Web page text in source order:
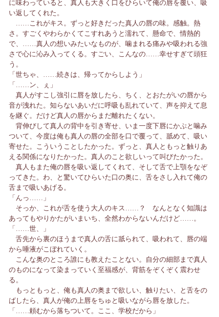
に味わっていると、真人も大きく口をひらいて俺の唇を覆い、吸
い返してくれた。
……これがキス。ずっと好きだった真人の唇の味。感触。熱
さ。すごくやわらかくてこすれあうと濡れて、懸命で、情熱的
で、……真人の想いみたいなものが、噛まれる痛みや吸われる強
さで心に沁み入ってくる。すごい、こんなの……幸せすぎて頭狂
う。
「世ちゃ、……続きは、帰ってからしよう」
「……ン、ぇ」
真人がすこし強引に唇を放したら、ちく、とおたがいの唇から
音が洩れた。知らないあいだに呼吸も乱れていて、声を抑えて息
を継ぐ。だけど真人の唇からまだ離れたくない。
背伸びして真人の背中を引き寄せ、いま一度下唇にかぷと噛み
ついて、今度は俺も真人の唇の全部を口で覆って、舐めて、吸い
寄せた。こういうことしたかった。ずっと、真人ともっと触りあ
える関係になりたかった。真人のこと欲しいって叫びたかった。
真人もまた俺の唇を吸い返してくれて、そして舌で上顎をなぞ
ってきた。わ、と驚いてひらいた口の奥に、舌をさし入れて俺の
舌まで吸いあげる。
「んっ……」
そっか、これが舌を使う大人のキス……？ なんとなく知識は
あってもやりかたがいまいち、全然わからないんだけど……。
「……世、」
舌先から裏のほうまで真人の舌に舐られて、吸われて、唇の端
から唾液がこぼれていく。
こんな奥のところ誰にも教えたことない。自分の細部まで真人
のものになって染まっていく至福感が、背筋をぞくぞく震わせ
る。
もっともっと、俺も真人の奥まで欲しい、触りたい、と舌をの
ばしたら、真人が俺の上唇をちゅと吸いながら唇を放した。
「……頼むから落ちついて。ここ、学校だから」